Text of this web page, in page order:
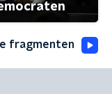
fragmenten